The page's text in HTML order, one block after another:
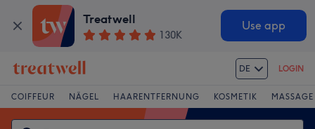
Treatwell
130K
Use app
DE LOGIN
COIFFEUR NÄGEL HAARENTFERNUNG KOSMETIK MASSAGE